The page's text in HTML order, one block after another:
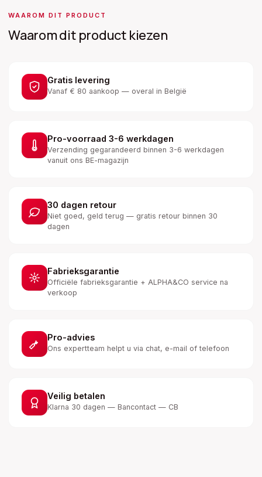
WAAROM DIT PRODUCT
Waarom dit product kiezen
Gratis levering
Vanaf € 80 aankoop — overal in België
Pro-voorraad 3-6 werkdagen
Verzending gegarandeerd binnen 3-6 werkdagen
vanuit ons BE-magazijn
30 dagen retour
Niet goed, geld terug — gratis retour binnen 30
dagen
Fabrieksgarantie
Officiële fabrieksgarantie + ALPHA&CO service na
verkoop
Pro-advies
Ons expertteam helpt u via chat, e-mail of telefoon
Veilig betalen
Klarna 30 dagen — Bancontact — CB